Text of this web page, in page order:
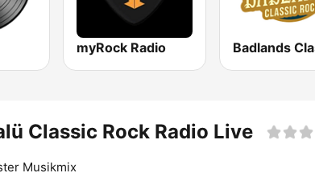
myRock Radio
Classic Rock Radio Live
Musikmix